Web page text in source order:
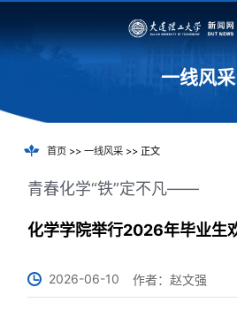
一线风采
首页>> 一线风采>> 正文
青春化学“铁”定不凡——
化学学院举行2026年毕业生
2026-06-10 作者：赵文强